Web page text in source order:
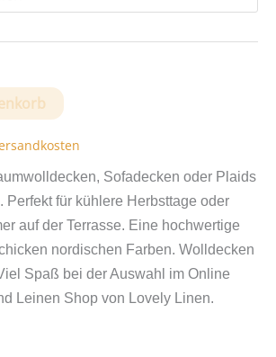
Sofadecken oder Plaids
Perfekt für kühlere Herbsttage oder
auf der Terrasse. Eine hochwertige
nordischen Farben. Wolldecken
Spaß bei der Auswahl im Online
Leinen Shop von Lovely Linen.